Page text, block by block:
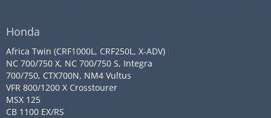
Honda
Africa Twin (CRF1000L, CRF250L, X-ADV)
NC 700/750 X, NC 700/750 S, Integra
700/750, CTX700N, NM4 Vultus
VFR 800/1200 X Crosstourer
MSX 125
CB 1100 EX/RS